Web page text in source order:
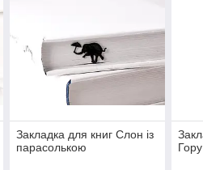
Закладка для книг Слон із
парасолькою
Гору